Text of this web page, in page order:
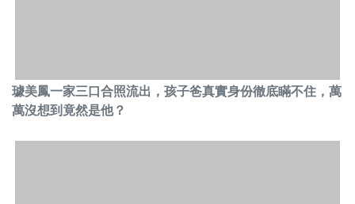
璩美鳳一家三口合照流出，孩子爸真實身份徹底瞞不住，萬
萬沒想到竟然是他？